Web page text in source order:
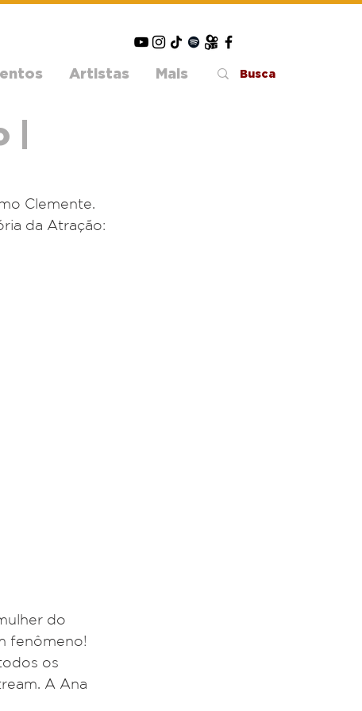
Artistas Mais
Clemente.
da Atração:
do
fenômeno!
os
A Ana